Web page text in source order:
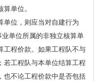
单位。
位，则应当对自建行为
单位所属的非独立核算单
工程价款。如果工程队不与
若工程队与本单位结算工程
也不论工程价款中是否包括